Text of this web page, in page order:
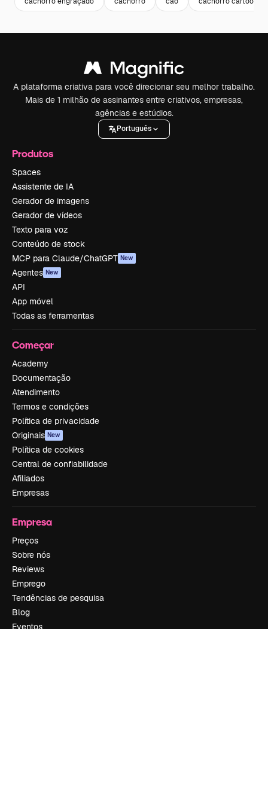
A plataforma criativa para você direcionar seu melhor trabalho.
Mais de 1 milhão de assinantes entre criativos, empresas,
agências e estúdios.
Português
Produtos
Spaces
Assistente de IA
Gerador de imagens
Gerador de vídeos
Texto para voz
Conteúdo de stock
MCP para Claude/ChatGPT New
Agentes New
API
App móvel
Todas as ferramentas
Começar
Academy
Documentação
Atendimento
Termos e condições
Política de privacidade
Originais New
Política de cookies
Central de confiabilidade
Afiliados
Empresas
Empresa
Preços
Sobre nós
Reviews
Emprego
Tendências de pesquisa
Blog
Eventos